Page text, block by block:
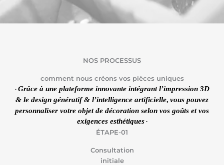
NOS PROCESSUS
comment nous créons vos pièces uniques
· Grâce à une plateforme innovante intégrant l’impression 3D
& le design génératif & l’intelligence artificielle, vous pouvez
personnaliser votre objet de décoration selon vos goûts et vos
exigences esthétiques·
ÉTAPE-01
Consultation
initiale